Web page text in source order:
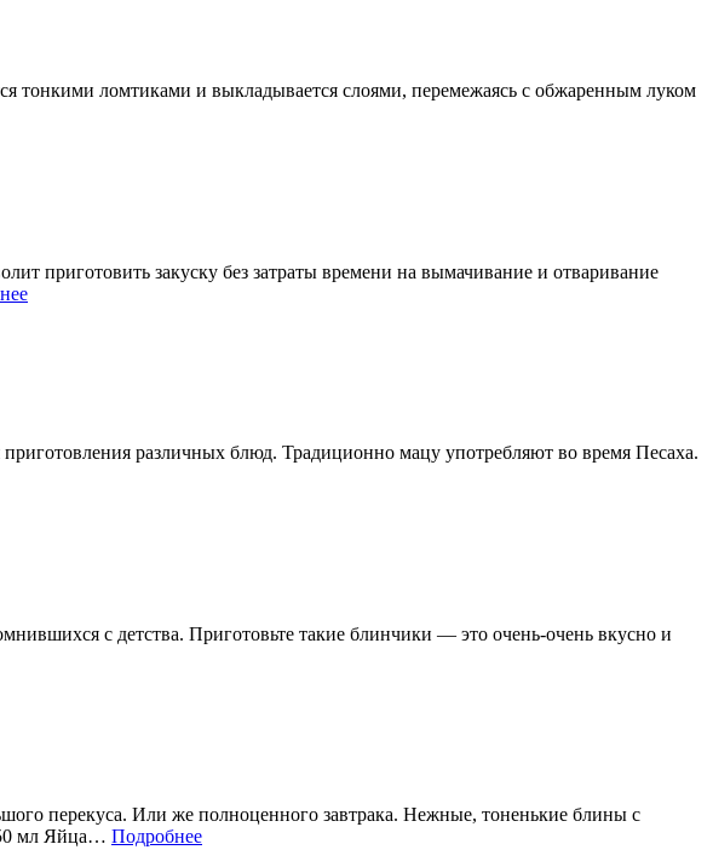
тонкими ломтиками и выкладывается слоями, перемежаясь с обжаренным луком
приготовить закуску без затраты времени на вымачивание и отваривание
различных блюд. Традиционно мацу употребляют во время Песаха.
с детства. Приготовьте такие блинчики — это очень-очень вкусно и
перекуса. Или же полноценного завтрака. Нежные, тоненькие блины с
мл Яйца… Подробнее